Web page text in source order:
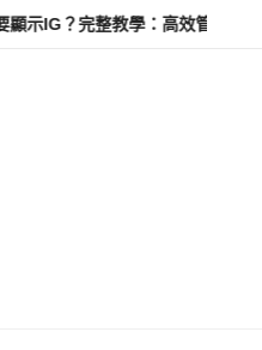
學：高效管理你的線上隱私與數